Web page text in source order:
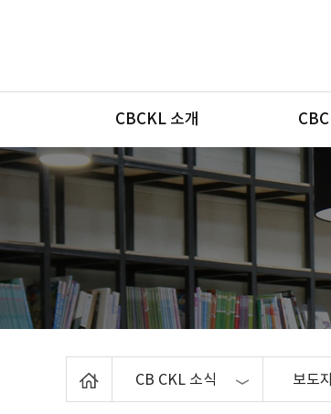
메뉴
CBCKL 소개
CB CKL 소식 보도